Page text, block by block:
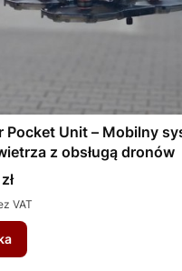
Pocket Unit – Mobilny
z obsługą dronów
VAT